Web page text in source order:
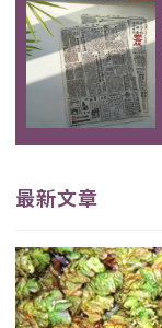
最新文章